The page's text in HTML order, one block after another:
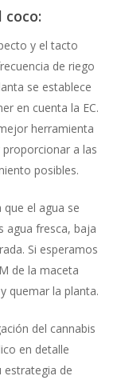
coco:
y el tacto
de riego
se establece
en cuenta la EC.
herramienta
a las
posibles.
el agua se
agua fresca, baja
Si esperamos
de la maceta
quemar la planta.
del cannabis
en detalle
estrategia de